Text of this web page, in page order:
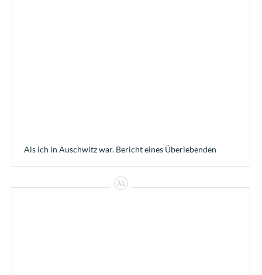
Als ich in Auschwitz war. Bericht eines Überlebenden